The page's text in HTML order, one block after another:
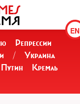
EN
Репрессии
/
Украина
Путин
Кремль